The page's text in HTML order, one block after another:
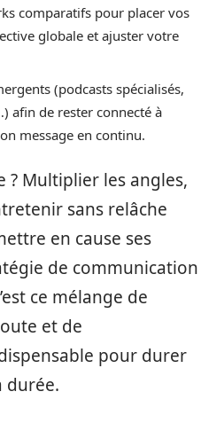
comparatifs pour placer vos
globale et ajuster votre
(podcasts spécialisés,
afin de rester connecté à
message en continu.
? Multiplier les angles,
sans relâche
en cause ses
de communication
ce mélange de
et de
pour durer
durée.